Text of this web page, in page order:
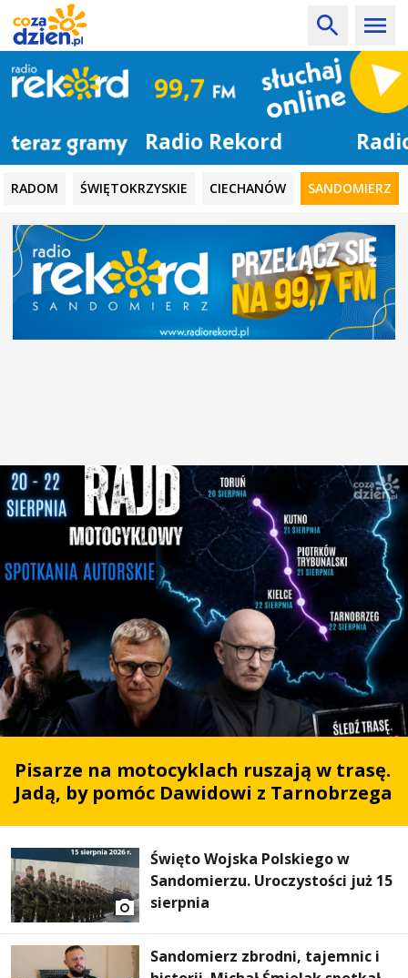
Radio Rekord
RADOM ŚWIĘTOKRZYSKIE CIECHANÓW SANDOMIERZ
Pisarze na motocyklach ruszają w trasę.
Jadą, by pomóc Dawidowi z Tarnobrzega
Święto Wojska Polskiego w
Sandomierzu. Uroczystości już 15
sierpnia
Sandomierz zbrodni, tajemnic i